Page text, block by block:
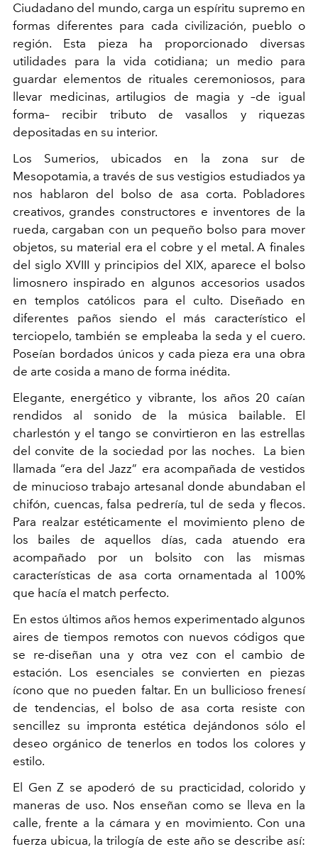
Ciudadano del mundo, carga un espíritu supremo en
formas diferentes para cada civilización, pueblo o
región. Esta pieza ha proporcionado diversas
utilidades para la vida cotidiana; un medio para
guardar elementos de rituales ceremoniosos, para
llevar medicinas, artilugios de magia y –de igual
forma– recibir tributo de vasallos y riquezas
depositadas en su interior.
Los Sumerios, ubicados en la zona sur de
Mesopotamia, a través de sus vestigios estudiados ya
nos hablaron del bolso de asa corta. Pobladores
creativos, grandes constructores e inventores de la
rueda, cargaban con un pequeño bolso para mover
objetos, su material era el cobre y el metal. A finales
del siglo XVIII y principios del XIX, aparece el bolso
limosnero inspirado en algunos accesorios usados
en templos católicos para el culto. Diseñado en
diferentes paños siendo el más característico el
terciopelo, también se empleaba la seda y el cuero.
Poseían bordados únicos y cada pieza era una obra
de arte cosida a mano de forma inédita.
Elegante, energético y vibrante, los años 20 caían
rendidos al sonido de la música bailable. El
charlestón y el tango se convirtieron en las estrellas
del convite de la sociedad por las noches. La bien
llamada “era del Jazz” era acompañada de vestidos
de minucioso trabajo artesanal donde abundaban el
chifón, cuencas, falsa pedrería, tul de seda y flecos.
Para realzar estéticamente el movimiento pleno de
los bailes de aquellos días, cada atuendo era
acompañado por un bolsito con las mismas
características de asa corta ornamentada al 100%
que hacía el match perfecto.
En estos últimos años hemos experimentado algunos
aires de tiempos remotos con nuevos códigos que
se re-diseñan una y otra vez con el cambio de
estación. Los esenciales se convierten en piezas
ícono que no pueden faltar. En un bullicioso frenesí
de tendencias, el bolso de asa corta resiste con
sencillez su impronta estética dejándonos sólo el
deseo orgánico de tenerlos en todos los colores y
estilo.
El Gen Z se apoderó de su practicidad, colorido y
maneras de uso. Nos enseñan como se lleva en la
calle, frente a la cámara y en movimiento. Con una
fuerza ubicua, la trilogía de este año se describe así: